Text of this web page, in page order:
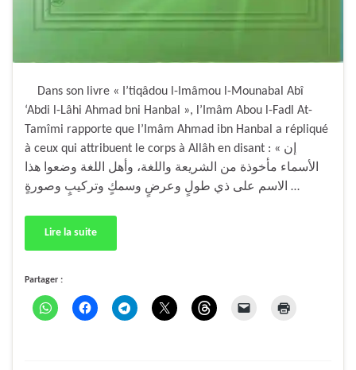
Dans son livre « I’tiqâdou l-Imâmou l-Mounabal Abî
‘Abdi l-Lâhi Ahmad bni Hanbal », l’Imâm Abou l-Fadl At-
Tamîmi rapporte que l’Imâm Ahmad ibn Hanbal a répliqué
à ceux qui attribuent le corps à Allâh en disant : « إن
الأسماء مأخوذة من الشريعة واللغة، وأهل اللغة وضعوا هذا
‏الاسم على ذي طولٍ وعرضٍ وسمكٍ وتركيبٍ وصورةٍ …
Lire la suite
Partager :